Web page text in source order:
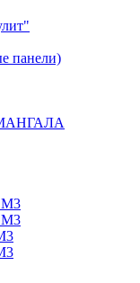
панели)